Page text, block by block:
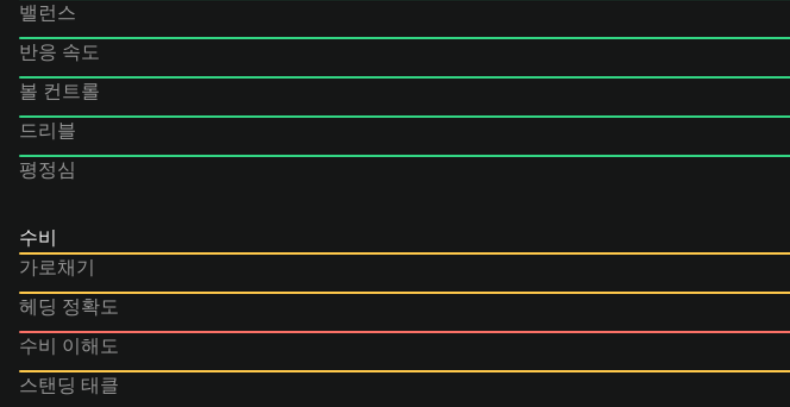
밸런스
반응 속도
볼 컨트롤
드리블
평정심
수비
가로채기
헤딩 정확도
수비 이해도
스탠딩 태클